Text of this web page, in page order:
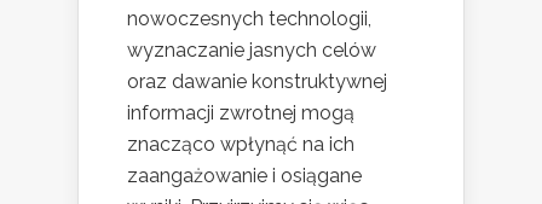
nowoczesnych technologii,
wyznaczanie jasnych celów
oraz dawanie konstruktywnej
informacji zwrotnej mogą
znacząco wpłynąć na ich
zaangażowanie i osiągane